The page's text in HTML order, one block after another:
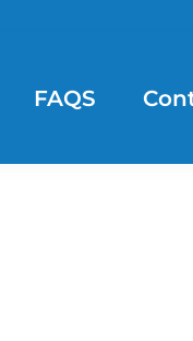
FAQS